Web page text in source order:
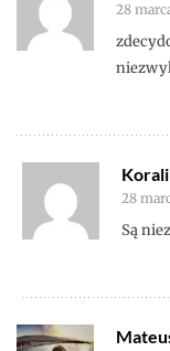
28
28
Są